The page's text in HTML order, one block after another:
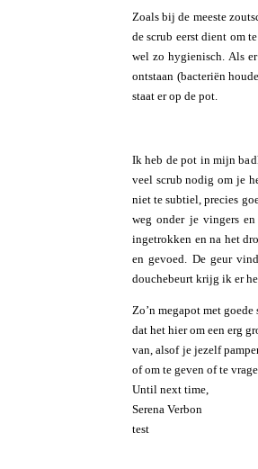
Zoals bij de meeste
de scrub eerst dient om
wel zo hygienisch. Als
ontstaan (bacteriën
staat er op de pot.
Ik heb de pot in mijn
veel scrub nodig om je
niet te subtiel, precies
weg onder je vingers
ingetrokken en na het
en gevoed. De geur
douchebeurt krijg ik er
Zo’n megapot met
dat het hier om een erg
van, alsof je jezelf
of om te geven of te
Until next time,
Serena Verbon
test